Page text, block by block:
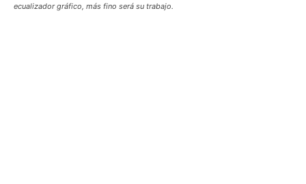
ecualizador gráfico, más fino será su trabajo.